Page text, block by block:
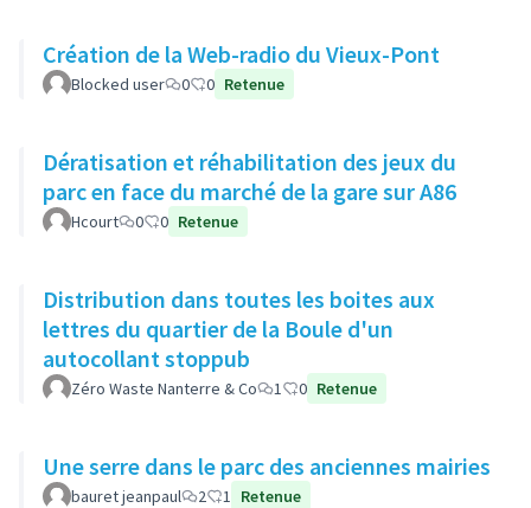
Création de la Web-radio du Vieux-Pont
Blocked user 0 0 Retenue
Dératisation et réhabilitation des jeux du
parc en face du marché de la gare sur A86
Hcourt 0 0 Retenue
Distribution dans toutes les boites aux
lettres du quartier de la Boule d'un
autocollant stoppub
Zéro Waste Nanterre & Co 1 0 Retenue
Une serre dans le parc des anciennes mairies
bauret jeanpaul 2 1 Retenue